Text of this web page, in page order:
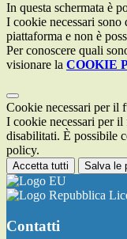
In questa schermata è
I cookie necessari
piattaforma e non è
Per conoscere quali
visionare la COOKIE
Cookie necessari per il
I cookie necessari per il
disabilitati. È possibile
policy.
Accetta tutti Salva le
Contatti